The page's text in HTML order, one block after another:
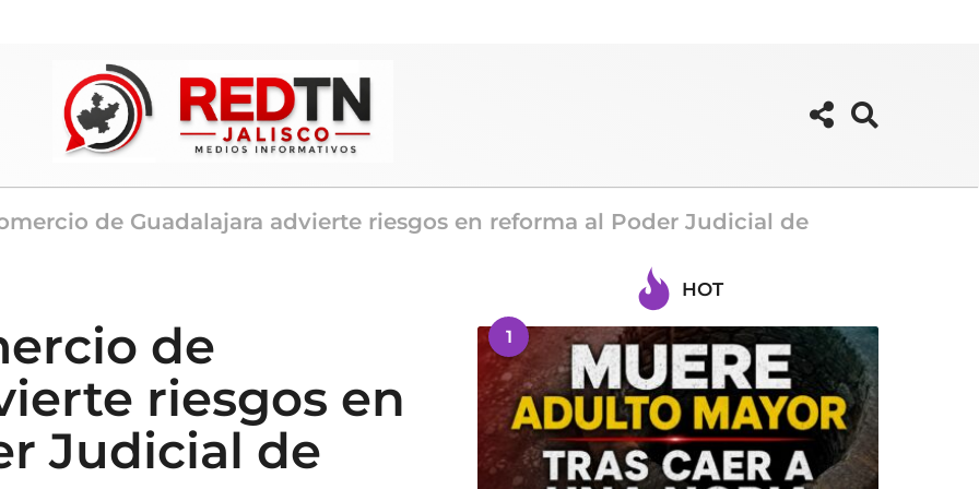
de Guadalajara advierte riesgos en reforma al Poder Judicial de
de
riesgos en
Judicial de
HOT
1